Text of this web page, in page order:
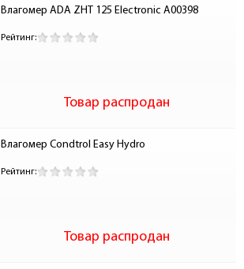
Влагомер ADA ZHT 125 Electronic А00398
Рейтинг:
Товар распродан
Влагомер Condtrol Easy Hydro
Рейтинг:
Товар распродан